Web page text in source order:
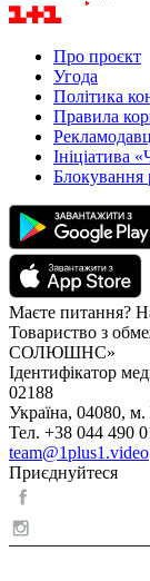
Про проєкт
Угода
Політика
Правила
Ініціатива
Блокування
Маєте питання?
Товариство з
СОЛЮШНС»
Ідентифікатор
02188
Україна, 04080,
Тел. +38 044 490
team@1plus1.video
Приєднуйтеся